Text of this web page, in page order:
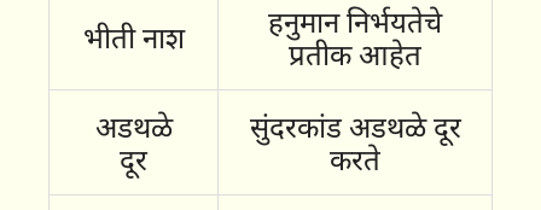
भीती नाश
हनुमान निर्भयतेचे
प्रतीक आहेत
अडथळे
दूर
सुंदरकांड अडथळे दूर
करते